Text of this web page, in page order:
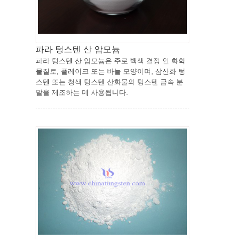
파라 텅스텐 산 암모늄
파라 텅스텐 산 암모늄은 주로 백색 결정 인 화학
물질로, 플레이크 또는 바늘 모양이며, 삼산화 텅
스텐 또는 청색 텅스텐 산화물의 텅스텐 금속 분
말을 제조하는 데 사용됩니다.